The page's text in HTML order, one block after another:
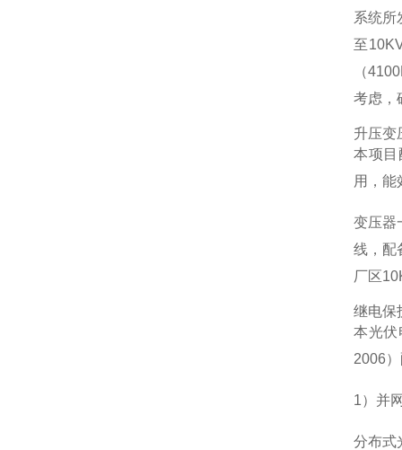
系统所
至
（
考虑，
升压变
本项目
用，能
变压器
线，配
厂区
继电保
本光伏
2006
1）并
分布式